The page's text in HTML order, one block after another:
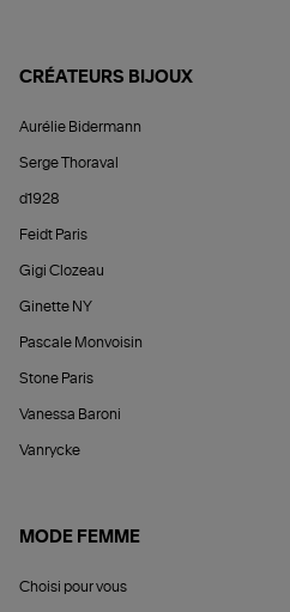
CRÉATEURS BIJOUX
Aurélie Bidermann
Serge Thoraval
d1928
Feidt Paris
Gigi Clozeau
Ginette NY
Pascale Monvoisin
Stone Paris
Vanessa Baroni
Vanrycke
MODE FEMME
Choisi pour vous